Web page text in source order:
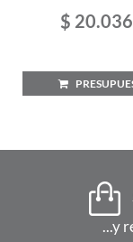
$ 20.036
...y